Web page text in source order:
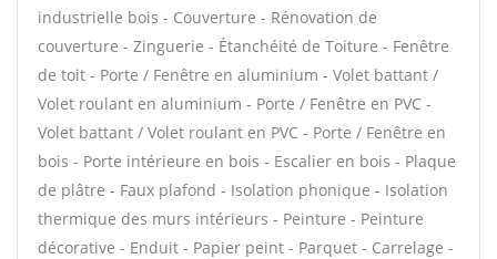
industrielle bois - Couverture - Rénovation de
couverture - Zinguerie - Étanchéité de Toiture - Fenêtre
de toit - Porte / Fenêtre en aluminium - Volet battant /
Volet roulant en aluminium - Porte / Fenêtre en PVC -
Volet battant / Volet roulant en PVC - Porte / Fenêtre en
bois - Porte intérieure en bois - Escalier en bois - Plaque
de plâtre - Faux plafond - Isolation phonique - Isolation
thermique des murs intérieurs - Peinture - Peinture
décorative - Enduit - Papier peint - Parquet - Carrelage -